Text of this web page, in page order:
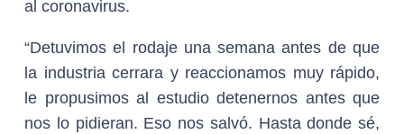
al coronavirus.
“Detuvimos el rodaje una semana antes de que
la industria cerrara y reaccionamos muy rápido,
le propusimos al estudio detenernos antes que
nos lo pidieran. Eso nos salvó. Hasta donde sé,